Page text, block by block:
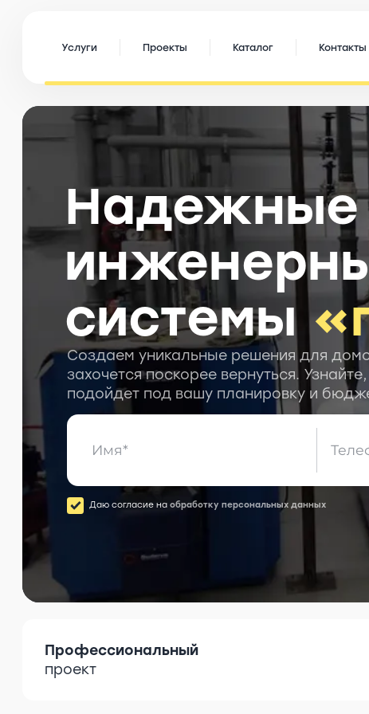
Услуги Проекты Каталог Контакты
Надежные
системы
Создаем уникальные решения для
захочется поскорее вернуться.
подойдет под вашу планировку и
Даю согласие на обработку персональных данных
Профессиональный
проект